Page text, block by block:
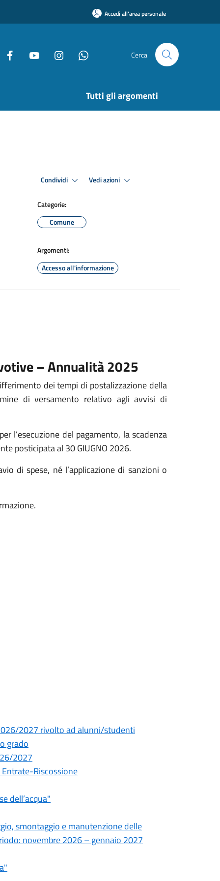
Accedi all'area personale
Cerca
Tutti gli argomenti
Condividi Vedi azioni
Categorie:
Comune
Argomenti:
Accesso all'informazione
– Annualità 2025
dei tempi di postalizzazione della
di versamento relativo agli avvisi di
l’esecuzione del pagamento, la scadenza
posticipata al 30 GIUGNO 2026.
di spese, né l’applicazione di sanzioni o
2027 rivolto ad alunni/studenti
grado
2027
Riscossione
dell’acqua"
smontaggio e manutenzione delle
novembre 2026 – gennaio 2027